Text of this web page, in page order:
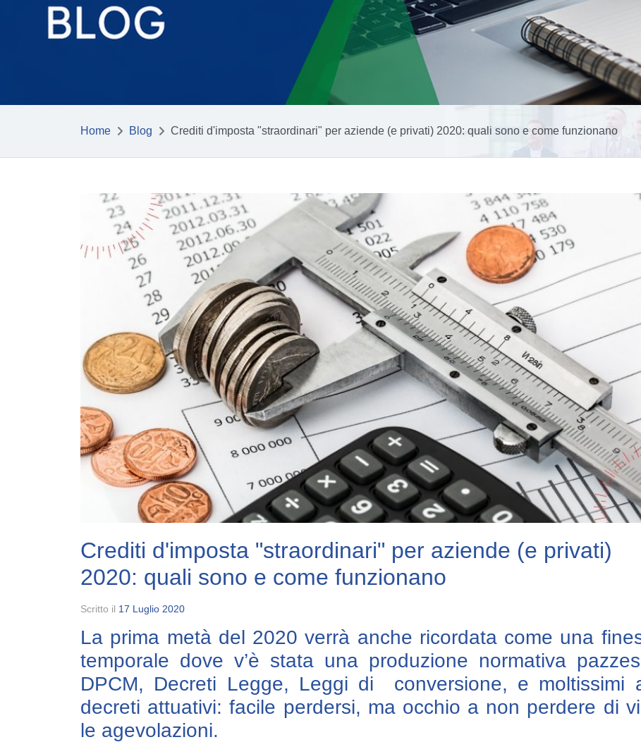
Home Blog Crediti d'imposta "straordinari" per aziende (e privati) 2020: quali sono e come funzionano
Crediti d'imposta "straordinari" per aziende (e privati)
2020: quali sono e come funzionano
Scritto il 17 Luglio 2020
La prima metà del 2020 verrà anche ricordata come una
temporale dove v’è stata una produzione normativa
DPCM, Decreti Legge, Leggi di conversione, e moltissimi
decreti attuativi: facile perdersi, ma occhio a non perdere di
le agevolazioni.